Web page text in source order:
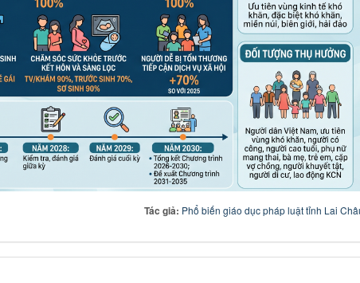
Tác giả: Phổ biến giáo dục pháp luật tỉnh Lai